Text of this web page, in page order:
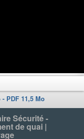
PDF 11,5 Mo
Sécurité -
de quai |